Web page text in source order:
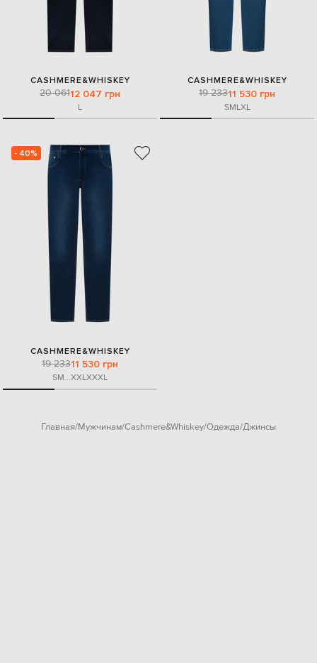
CASHMERE&WHISKEY
20 06112 047 грн
L
CASHMERE&WHISKEY
19 23311 530 грн
SMLXL
- 40%
CASHMERE&WHISKEY
19 23311 530 грн
SM...XXLXXXL
Главная Мужчинам Cashmere&Whiskey Одежда Джинсы